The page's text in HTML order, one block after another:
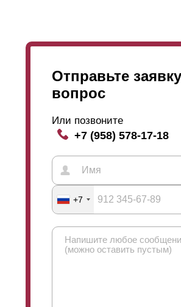
Отправьте
вопрос
Или позвоните
+7 (958) 578-17-18
+7